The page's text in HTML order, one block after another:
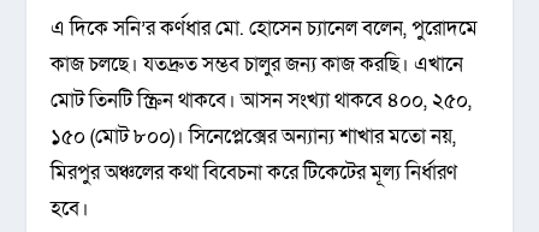
এ দিকে সনি’র কর্ণধার মো. হোসেন চ্যানেল বলেন, পুরোদমে
কাজ চলছে। যতদ্রুত সম্ভব চালুর জন্য কাজ করছি। এখানে
মোট তিনটি স্ক্রিন থাকবে। আসন সংখ্যা থাকবে ৪০০, ২৫০,
১৫০ (মোট ৮০০)। সিনেপ্লেক্সের অন্যান্য শাখার মতো নয়,
মিরপুর অঞ্চলের কথা বিবেচনা করে টিকেটের মূল্য নির্ধারণ
হবে।